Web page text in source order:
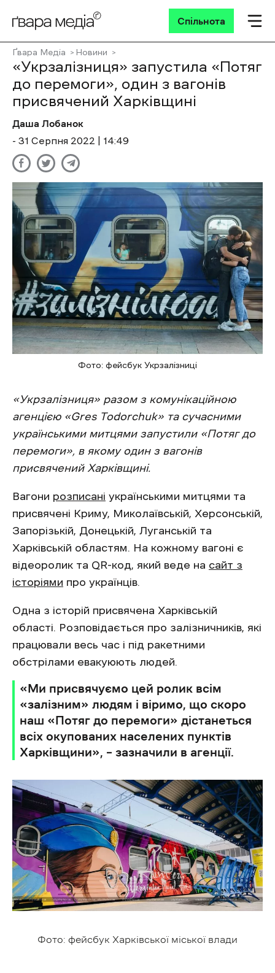
Спільнота
Ґвара Медіа Новини
«Укрзалізниця» запустила «Потяг
до перемоги», один з вагонів
присвячений Харківщині
Даша Лобанок
- 31 Cерпня 2022 | 14:49
Фото: фейсбук Укрзалізниці
«Укрзалізниця» разом з комунікаційною
агенцією «Gres Todorchuk» та сучасними
українськими митцями запустили «Потяг до
перемоги», в якому один з вагонів
присвячений Харківщині.
Вагони розписані українськими митцями та
присвячені Криму, Миколаївській, Херсонській,
Запорізькій, Донецькій, Луганській та
Харківській областям. На кожному вагоні є
відеоролик та QR-код, який веде на сайт з
історіями про українців.
Одна з історій присвячена Харківській
області. Розповідається про залізничників, які
працювали весь час і під ракетними
обстрілами евакуюють людей.
«Ми присвячуємо цей ролик всім
«залізним» людям і віримо, що скоро
наш «Потяг до перемоги» дістанеться
всіх окупованих населених пунктів
Харківщини», – зазначили в агенції.
Фото: фейсбук Харківської міської влади